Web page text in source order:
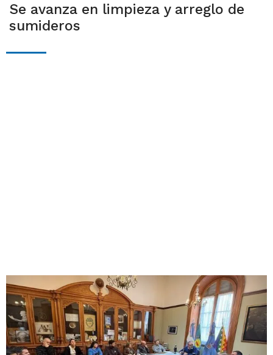
Se avanza en limpieza y arreglo de
sumideros